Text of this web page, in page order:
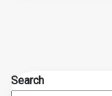
Search